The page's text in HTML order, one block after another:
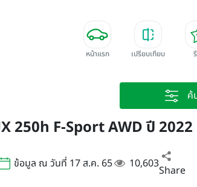
หน้าแรก เปรียบเทียบ
ค้
250h F-Sport AWD ปี 2022
ข้อมูล ณ วันที่ 17 ส.ค. 65 10,603Share